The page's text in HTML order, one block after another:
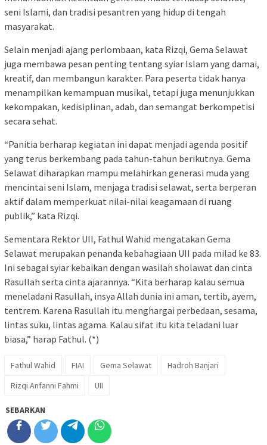
seni Islami, dan tradisi pesantren yang hidup di tengah
masyarakat.
Selain menjadi ajang perlombaan, kata Rizqi, Gema Selawat
juga membawa pesan penting tentang syiar Islam yang damai,
kreatif, dan membangun karakter. Para peserta tidak hanya
menampilkan kemampuan musikal, tetapi juga menunjukkan
kekompakan, kedisiplinan, adab, dan semangat berkompetisi
secara sehat.
“Panitia berharap kegiatan ini dapat menjadi agenda positif
yang terus berkembang pada tahun-tahun berikutnya. Gema
Selawat diharapkan mampu melahirkan generasi muda yang
mencintai seni Islam, menjaga tradisi selawat, serta berperan
aktif dalam memperkuat nilai-nilai keagamaan di ruang
publik,” kata Rizqi.
Sementara Rektor UII, Fathul Wahid mengatakan Gema
Selawat merupakan penanda kebahagiaan UII pada milad ke 83.
Ini sebagai syiar kebaikan dengan wasilah sholawat dan cinta
Rasullah serta cinta ajarannya. “Kita berharap kalau semua
meneladani Rasullah, insya Allah dunia ini aman, tertib, ayem,
tentrem. Karena Rasullah itu menghargai perbedaan, sesama,
lintas suku, lintas agama. Kalau sifat itu kita teladani luar
biasa,” harap Fathul. (*)
Fathul Wahid FIAI Gema Selawat
Hadroh Banjari
Rizqi Anfanni Fahmi
UII
SEBARKAN